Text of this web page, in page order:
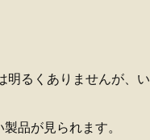
明るくありませんが、い
品が見られます。